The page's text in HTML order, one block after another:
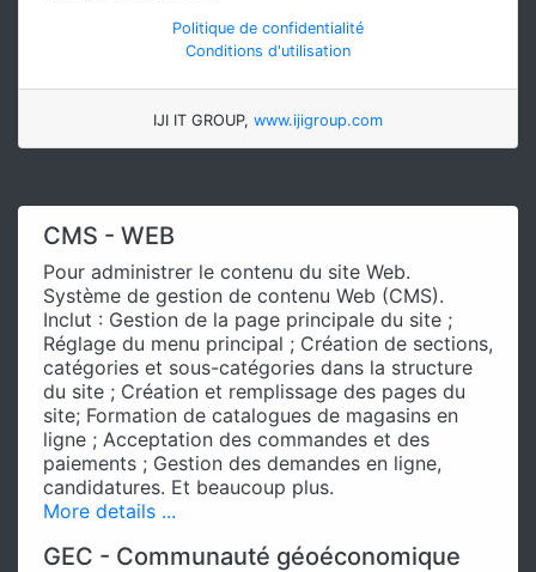
Politique de confidentialité
Conditions d'utilisation
IJI IT GROUP, www.ijigroup.com
CMS - WEB
Pour administrer le contenu du site Web.
Système de gestion de contenu Web (CMS).
Inclut : Gestion de la page principale du site ;
Réglage du menu principal ; Création de sections,
catégories et sous-catégories dans la structure
du site ; Création et remplissage des pages du
site; Formation de catalogues de magasins en
ligne ; Acceptation des commandes et des
paiements ; Gestion des demandes en ligne,
candidatures. Et beaucoup plus.
More details ...
GEC - Communauté géoéconomique